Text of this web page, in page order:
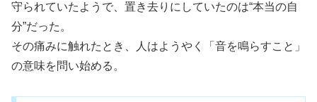
守られていたようで、置き去りにしていたのは“本当の自
分”だった。
その痛みに触れたとき、人はようやく「音を鳴らすこと」
の意味を問い始める。